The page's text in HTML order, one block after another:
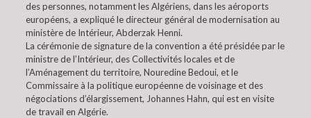
des personnes, notamment les Algériens, dans les aéroports
européens, a expliqué le directeur général de modernisation au
ministère de Intérieur, Abderzak Henni.
La cérémonie de signature de la convention a été présidée par le
ministre de l’Intérieur, des Collectivités locales et de
l’Aménagement du territoire, Nouredine Bedoui, et le
Commissaire à la politique européenne de voisinage et des
négociations d’élargissement, Johannes Hahn, qui est en visite
de travail en Algérie.